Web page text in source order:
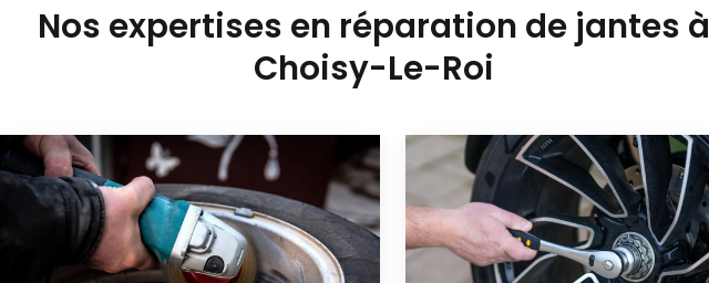
Nos expertises en réparation de jantes à
Choisy-Le-Roi